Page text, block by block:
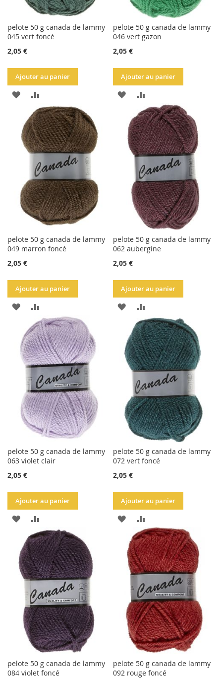
pelote 50 g canada de lammy
045 vert foncé
2,05 €
Ajouter au panier
AJOUTER
LA
LISTE
D'ACHATS
AU
COMPARATEUR
pelote 50 g canada de lammy
046 vert gazon
2,05 €
Ajouter au panier
AJOUTER
LA
LISTE
D'ACHATS
AU
COMPARATEUR
pelote 50 g canada de lammy
049 marron foncé
2,05 €
Ajouter au panier
AJOUTER
LA
LISTE
D'ACHATS
AU
COMPARATEUR
pelote 50 g canada de lammy
062 aubergine
2,05 €
Ajouter au panier
AJOUTER
LA
LISTE
D'ACHATS
AU
COMPARATEUR
pelote 50 g canada de lammy
063 violet clair
2,05 €
Ajouter au panier
AJOUTER
LA
LISTE
D'ACHATS
AU
COMPARATEUR
pelote 50 g canada de lammy
072 vert foncé
2,05 €
Ajouter au panier
AJOUTER
LA
LISTE
D'ACHATS
AU
COMPARATEUR
pelote 50 g canada de lammy
084 violet foncé
pelote 50 g canada de lammy
092 rouge foncé